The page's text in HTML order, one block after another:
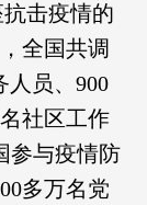
击疫情的
全国共调
人员、900
社区工作
参与疫情防
多万名党